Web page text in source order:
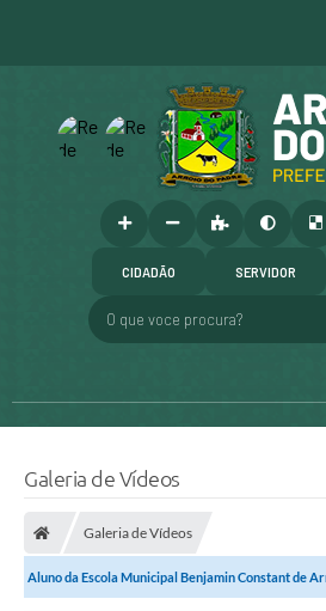
O que voce procura?
CIDADÃO SERVIDOR
Galeria de Vídeos
Galeria de Vídeos
Aluno da Escola Municipal Benjamin Constant de